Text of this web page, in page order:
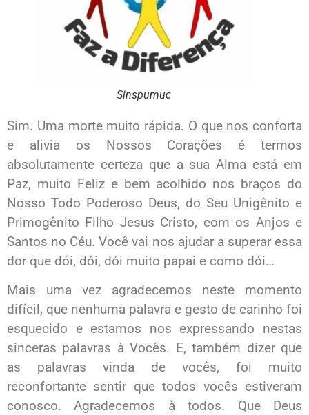
Sinspumuc
Sim. Uma morte muito rápida. O que nos conforta
e alivia os Nossos Corações é termos
absolutamente certeza que a sua Alma está em
Paz, muito Feliz e bem acolhido nos braços do
Nosso Todo Poderoso Deus, do Seu Unigênito e
Primogênito Filho Jesus Cristo, com os Anjos e
Santos no Céu. Você vai nos ajudar a superar essa
dor que dói, dói, dói muito papai e como dói…
Mais uma vez agradecemos neste momento
difícil, que nenhuma palavra e gesto de carinho foi
esquecido e estamos nos expressando nestas
sinceras palavras à Vocês. E, também dizer que
as palavras vinda de vocês, foi muito
reconfortante sentir que todos vocês estiveram
conosco. Agradecemos à todos. Que Deus